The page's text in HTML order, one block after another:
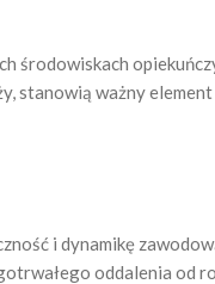
stanowią ważny
i dynamikę
oddalenia od